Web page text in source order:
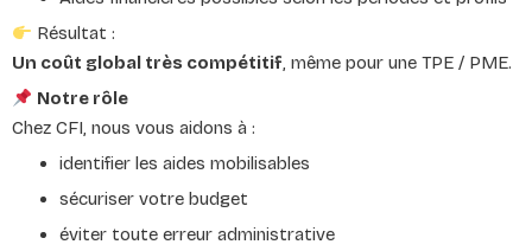
Résultat :
Un coût global très compétitif, même pour une TPE / PME.
Notre rôle
Chez CFI, nous vous aidons à :
identifier les aides mobilisables
sécuriser votre budget
éviter toute erreur administrative